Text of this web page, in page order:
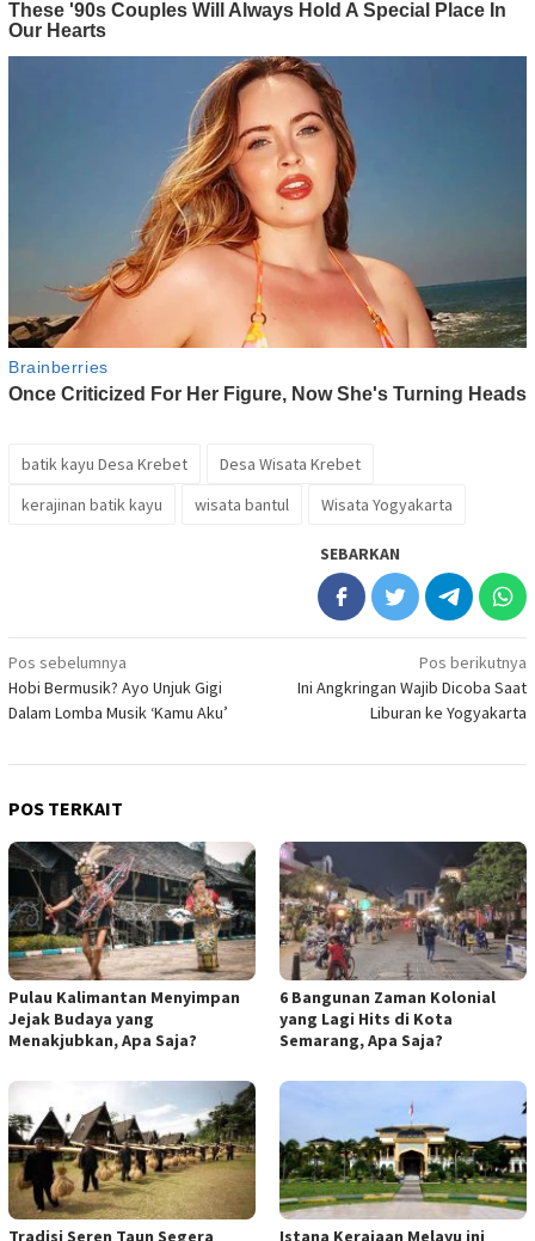
batik kayu Desa Krebet
Desa Wisata Krebet
kerajinan batik kayu
wisata bantul Wisata Yogyakarta
SEBARKAN
Navigasi
pos
Pos sebelumnya
Hobi Bermusik? Ayo Unjuk Gigi
Dalam Lomba Musik ‘Kamu Aku’
Pos berikutnya
Ini Angkringan Wajib Dicoba Saat
Liburan ke Yogyakarta
POS TERKAIT
Pulau Kalimantan Menyimpan
Jejak Budaya yang
Menakjubkan, Apa Saja?
6 Bangunan Zaman Kolonial
yang Lagi Hits di Kota
Semarang, Apa Saja?
Tradisi Seren Taun Segera
Istana Kerajaan Melayu ini